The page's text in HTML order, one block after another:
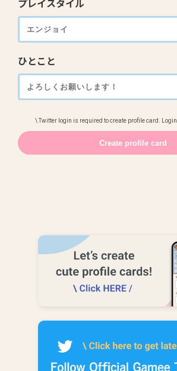
プレイスタイル
ひとこと
\ Twitter login is required to create profile card.